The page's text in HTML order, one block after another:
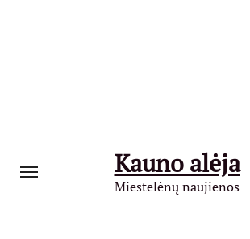
Kauno alėja
Miestelėnų naujienos